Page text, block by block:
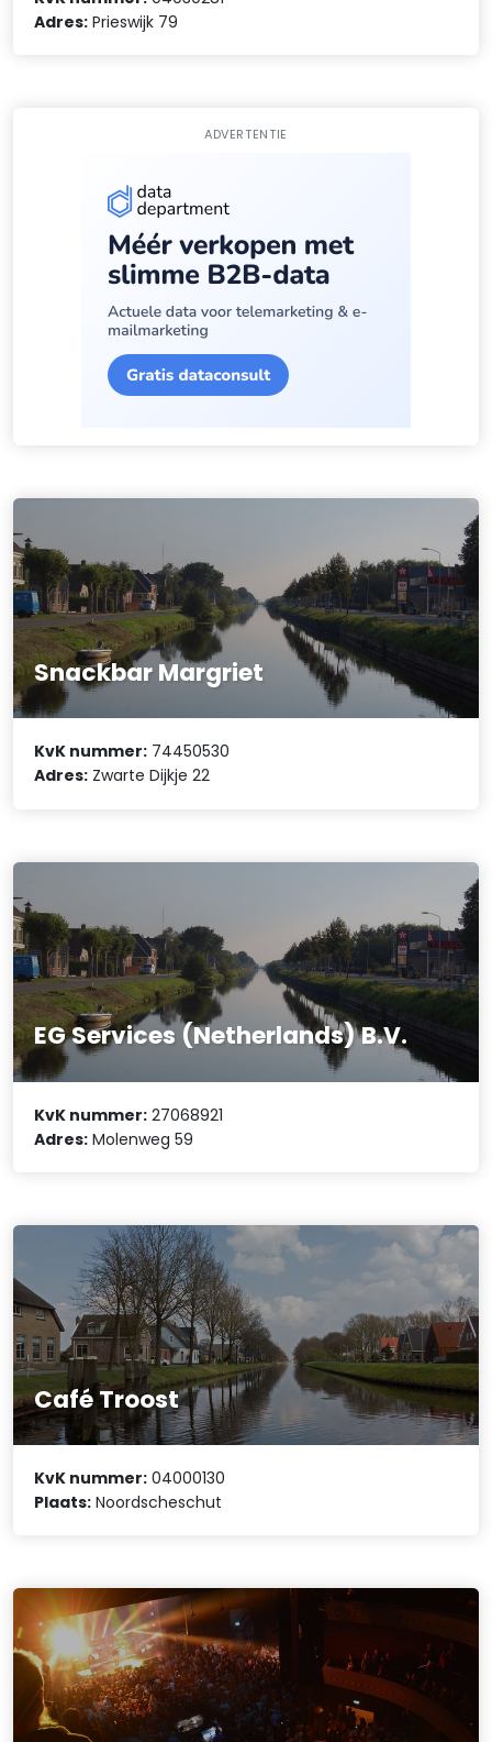
Adres: Prieswijk 79
ADVERTENTIE
Snackbar Margriet
KvK nummer: 74450530
Adres: Zwarte Dijkje 22
EG Services (Netherlands) B.V.
KvK nummer: 27068921
Adres: Molenweg 59
Café Troost
KvK nummer: 04000130
Plaats: Noordscheschut